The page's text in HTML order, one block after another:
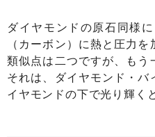
ダイヤモンドの原石同様
（カーボン）に熱と圧力
類似点は二つですが、もう
それは、ダイヤモンド・
イヤモンドの下で光り輝く